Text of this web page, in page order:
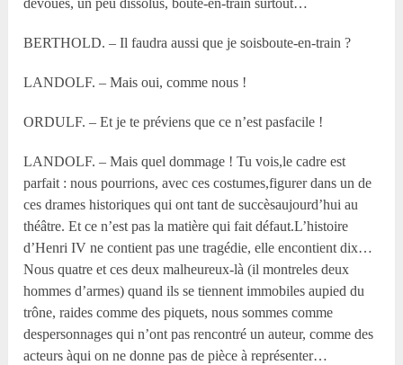
dévoués, un peu dissolus, boute-en-train surtout…
BERTHOLD. – Il faudra aussi que je soisboute-en-train ?
LANDOLF. – Mais oui, comme nous !
ORDULF. – Et je te préviens que ce n’est pasfacile !
LANDOLF. – Mais quel dommage ! Tu vois,le cadre est
parfait : nous pourrions, avec ces costumes,figurer dans un de
ces drames historiques qui ont tant de succèsaujourd’hui au
théâtre. Et ce n’est pas la matière qui fait défaut.L’histoire
d’Henri IV ne contient pas une tragédie, elle encontient dix…
Nous quatre et ces deux malheureux-là (il montreles deux
hommes d’armes) quand ils se tiennent immobiles aupied du
trône, raides comme des piquets, nous sommes comme
despersonnages qui n’ont pas rencontré un auteur, comme des
acteurs àqui on ne donne pas de pièce à représenter…